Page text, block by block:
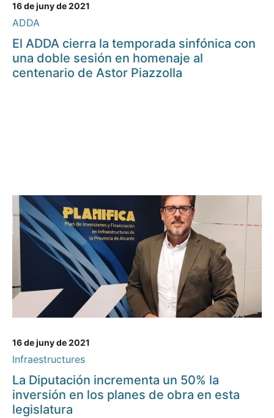
16 de juny de 2021
ADDA
El ADDA cierra la temporada sinfónica con
una doble sesión en homenaje al
centenario de Astor Piazzolla
16 de juny de 2021
Infraestructures
La Diputación incrementa un 50% la
inversión en los planes de obra en esta
legislatura